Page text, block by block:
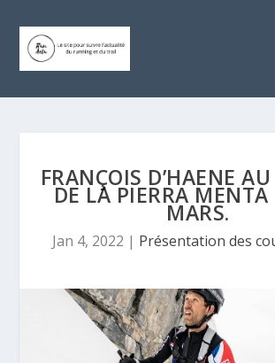
FRANÇOIS D’HAENE
DE LA PIERRA
MARS.
Jan 4, 2022 | Présentation des